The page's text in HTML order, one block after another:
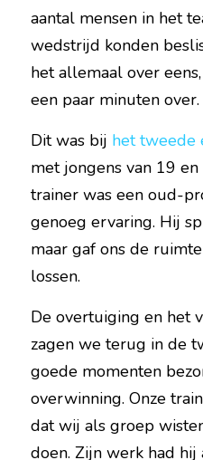
aantal mensen in het
wedstrijd konden
het allemaal over
een paar minuten over.
Dit was bij het tweede
met jongens van 19
trainer was een oud-
genoeg ervaring. Hij
maar gaf ons de
lossen.
De overtuiging en het
zagen we terug in de
goede momenten
overwinning. Onze
dat wij als groep
doen. Zijn werk had